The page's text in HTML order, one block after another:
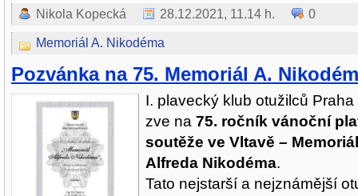
Nikola Kopecká 28.12.2021, 11.14 h. 0
Memoriál A. Nikodéma
Pozvánka na 75. Memoriál A.
I. plavecký klub otužilců
zve na 75. ročník vánoční
soutěže ve Vltavě – Memoriál
Alfreda Nikodéma.
Tato nejstarší a nejznámější